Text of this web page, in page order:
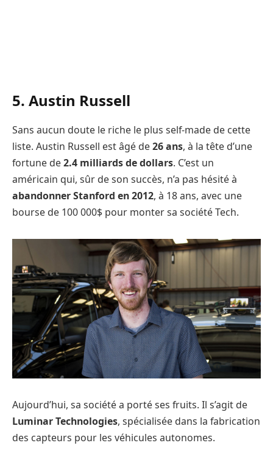
5. Austin Russell
Sans aucun doute le riche le plus self-made de cette
liste. Austin Russell est âgé de26 ans, à la tête d’une
fortune de2.4 milliards de dollars. C’est un
américain qui, sûr de son succès, n’a pas hésité à
abandonner Stanford en 2012, à 18 ans, avec une
bourse de 100 000$ pour monter sa société Tech.
Aujourd’hui, sa société a porté ses fruits. Il s’agit de
Luminar Technologies, spécialisée dans la fabrication
des capteurs pour les véhicules autonomes.